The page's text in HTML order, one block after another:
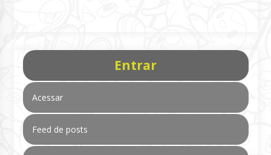
Entrar
Acessar
Feed de posts